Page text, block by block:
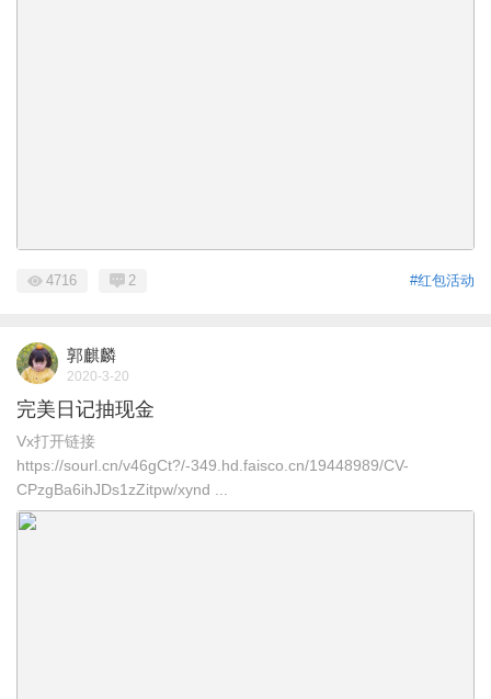
#红包活动
4716 2
郭麒麟
2020-3-20
完美日记抽现金
Vx打开链接
https://sourl.cn/v46gCt?/-349.hd.faisco.cn/19448989/CV-
CPzgBa6ihJDs1zZitpw/xynd ...